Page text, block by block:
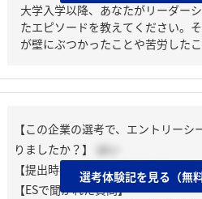
大学入学以降、あなたがリーダー
たエピソードを教えてください。
が壁にぶつかったことや苦労した
【この企業の選考で、エントリーシ
りましたか？】
はい
【提出時期】 2025年02月上旬
【ESで聞かれた質問】
選考体験記を見る（無料